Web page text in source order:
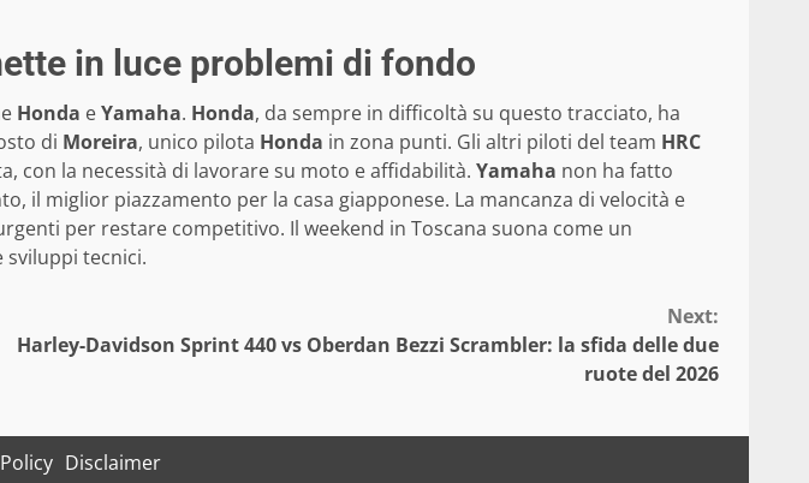
in luce problemi di fondo
Honda eYamaha. Honda, da sempre in difficoltà su questo tracciato, ha
di Moreira, unico pilota Honda in zona punti. Gli altri piloti del team HRC
con la necessità di lavorare su moto e affidabilità. Yamaha non ha fatto
il miglior piazzamento per la casa giapponese. La mancanza di velocità e
per restare competitivo. Il weekend in Toscana suona come un
sviluppi tecnici.
Next:
Harley-Davidson Sprint 440 vs Oberdan Bezzi Scrambler: la sfida delle due
ruote del 2026
Disclaimer